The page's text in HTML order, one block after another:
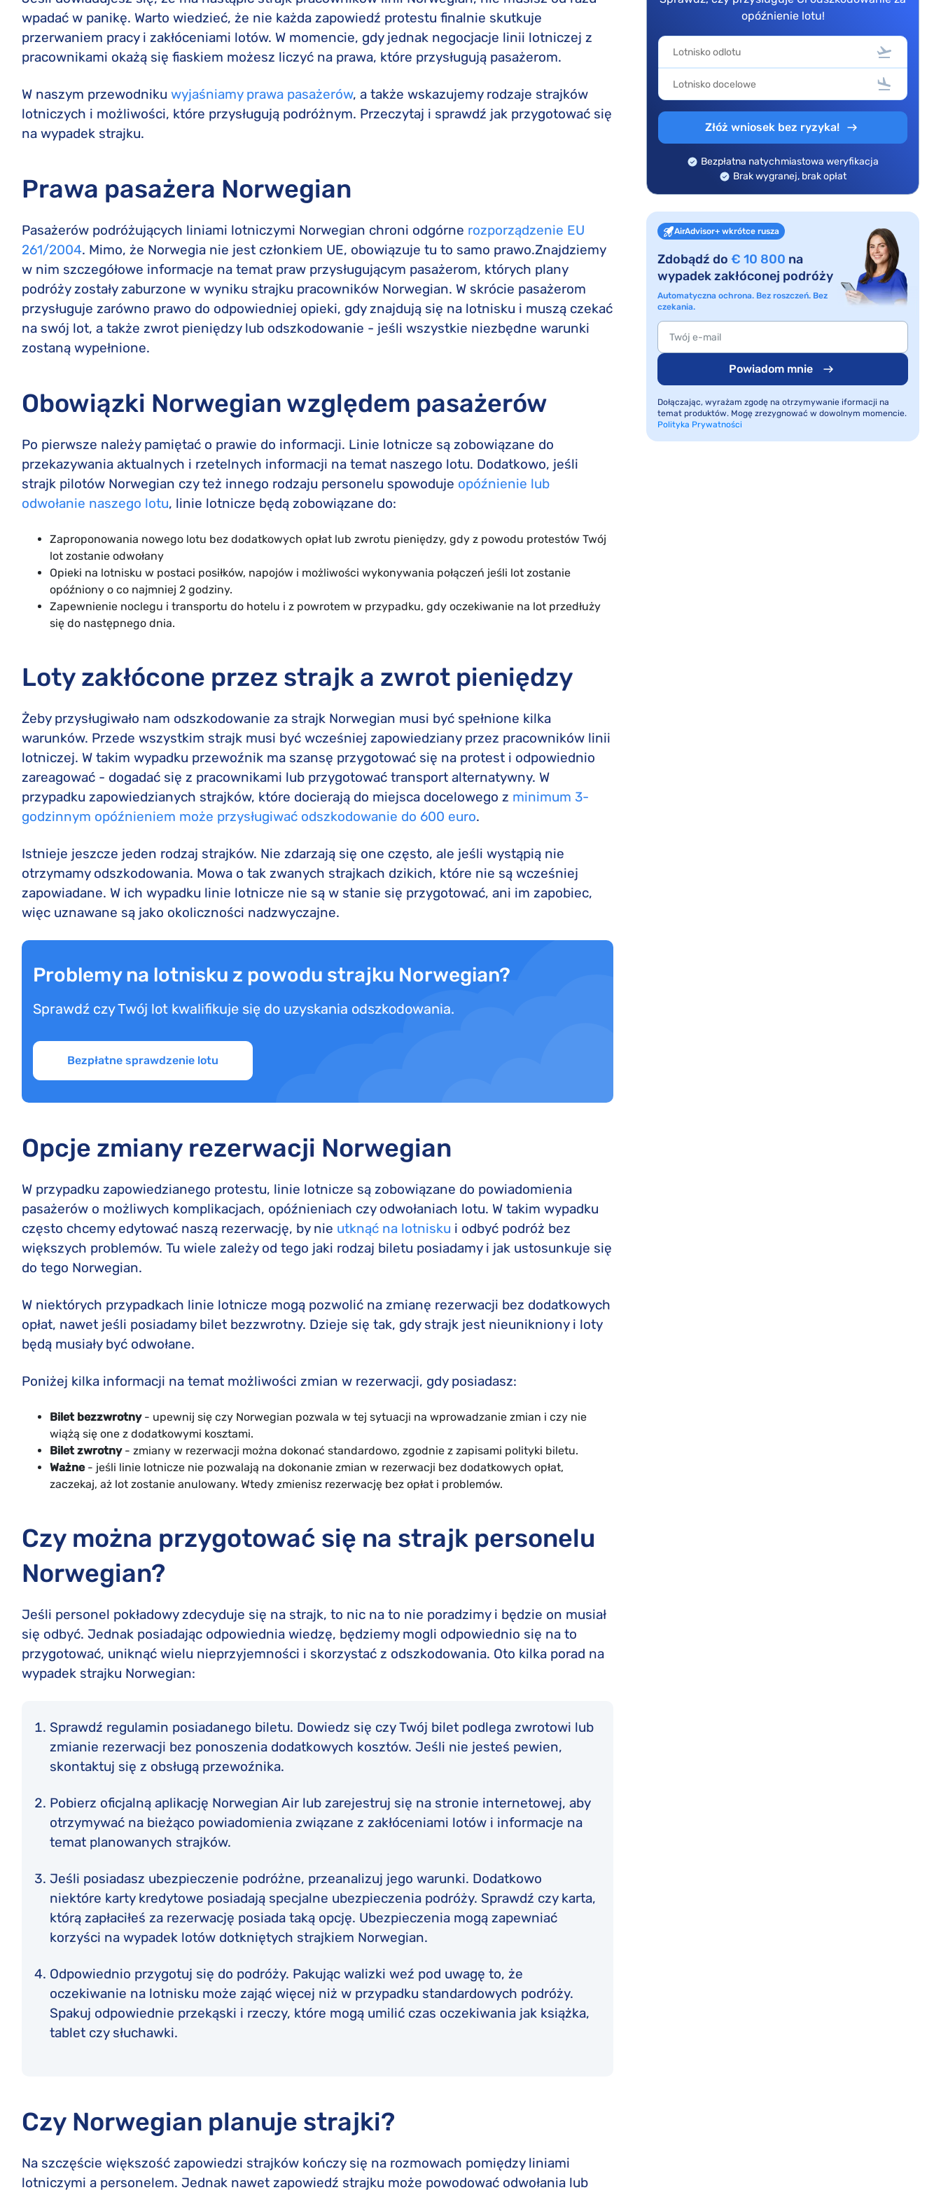
British Airways odszkodowanie
Emirates odszkodowanie
KLM odszkodowanie
TUI Airways odszkodowanie
Reklamacje Nouvelair
Reklamacje EasyJet
Reklamacje KLM
Reklamacje TUI Airways
Konwencja Montrealska
Konwencja warszawska
wpadać w panikę. Warto wiedzieć, że nie każda zapowiedź protestu finalnie skutkuje
przerwaniem pracy i zakłóceniami lotów. W momencie, gdy jednak negocjacje linii lotniczej z
pracownikami okażą się fiaskiem możesz liczyć na prawa, które przysługują pasażerom.
W naszym przewodniku wyjaśniamy prawa pasażerów, a także wskazujemy rodzaje strajków
lotniczych i możliwości, które przysługują podróżnym. Przeczytaj i sprawdź jak przygotować się
na wypadek strajku.
Prawa pasażera Norwegian
Pasażerów podróżujących liniami lotniczymi Norwegian chroni odgórne rozporządzenie EU
261/2004. Mimo, że Norwegia nie jest członkiem UE, obowiązuje tu to samo prawo.Znajdziemy
w nim szczegółowe informacje na temat praw przysługującym pasażerom, których plany
podróży zostały zaburzone w wyniku strajku pracowników Norwegian. W skrócie pasażerom
przysługuje zarówno prawo do odpowiedniej opieki, gdy znajdują się na lotnisku i muszą czekać
na swój lot, a także zwrot pieniędzy lub odszkodowanie - jeśli wszystkie niezbędne warunki
zostaną wypełnione.
Obowiązki Norwegian względem pasażerów
Po pierwsze należy pamiętać o prawie do informacji. Linie lotnicze są zobowiązane do
przekazywania aktualnych i rzetelnych informacji na temat naszego lotu. Dodatkowo, jeśli
strajk pilotów Norwegian czy też innego rodzaju personelu spowoduje opóźnienie lub
odwołanie naszego lotu, linie lotnicze będą zobowiązane do:
Zaproponowania nowego lotu bez dodatkowych opłat lub zwrotu pieniędzy, gdy z powodu protestów Twój
lot zostanie odwołany
Opieki na lotnisku w postaci posiłków, napojów i możliwości wykonywania połączeń jeśli lot zostanie
opóźniony o co najmniej 2 godziny.
Zapewnienie noclegu i transportu do hotelu i z powrotem w przypadku, gdy oczekiwanie na lot przedłuży
się do następnego dnia.
Loty zakłócone przez strajk a zwrot pieniędzy
Żeby przysługiwało nam odszkodowanie za strajk Norwegian musi być spełnione kilka
warunków. Przede wszystkim strajk musi być wcześniej zapowiedziany przez pracowników linii
lotniczej. W takim wypadku przewoźnik ma szansę przygotować się na protest i odpowiednio
zareagować - dogadać się z pracownikami lub przygotować transport alternatywny. W
przypadku zapowiedzianych strajków, które docierają do miejsca docelowego z minimum 3-
godzinnym opóźnieniem może przysługiwać odszkodowanie do 600 euro.
Istnieje jeszcze jeden rodzaj strajków. Nie zdarzają się one często, ale jeśli wystąpią nie
otrzymamy odszkodowania. Mowa o tak zwanych strajkach dzikich, które nie są wcześniej
zapowiadane. W ich wypadku linie lotnicze nie są w stanie się przygotować, ani im zapobiec,
więc uznawane są jako okoliczności nadzwyczajne.
Problemy na lotnisku z powodu strajku Norwegian?
Sprawdź czy Twój lot kwalifikuje się do uzyskania odszkodowania.
Bezpłatne sprawdzenie lotu
Opcje zmiany rezerwacji Norwegian
W przypadku zapowiedzianego protestu, linie lotnicze są zobowiązane do powiadomienia
pasażerów o możliwych komplikacjach, opóźnieniach czy odwołaniach lotu. W takim wypadku
często chcemy edytować naszą rezerwację, by nie utknąć na lotnisku i odbyć podróż bez
większych problemów. Tu wiele zależy od tego jaki rodzaj biletu posiadamy i jak ustosunkuje się
do tego Norwegian.
W niektórych przypadkach linie lotnicze mogą pozwolić na zmianę rezerwacji bez dodatkowych
opłat, nawet jeśli posiadamy bilet bezzwrotny. Dzieje się tak, gdy strajk jest nieunikniony i loty
będą musiały być odwołane.
Poniżej kilka informacji na temat możliwości zmian w rezerwacji, gdy posiadasz:
Bilet bezzwrotny- upewnij się czy Norwegian pozwala w tej sytuacji na wprowadzanie zmian i czy nie
wiążą się one z dodatkowymi kosztami.
Bilet zwrotny- zmiany w rezerwacji można dokonać standardowo, zgodnie z zapisami polityki biletu.
Ważne- jeśli linie lotnicze nie pozwalają na dokonanie zmian w rezerwacji bez dodatkowych opłat,
zaczekaj, aż lot zostanie anulowany. Wtedy zmienisz rezerwację bez opłat i problemów.
Czy można przygotować się na strajk personelu
Norwegian?
Jeśli personel pokładowy zdecyduje się na strajk, to nic na to nie poradzimy i będzie on musiał
się odbyć. Jednak posiadając odpowiednia wiedzę, będziemy mogli odpowiednio się na to
przygotować, uniknąć wielu nieprzyjemności i skorzystać z odszkodowania. Oto kilka porad na
wypadek strajku Norwegian:
Sprawdź regulamin posiadanego biletu. Dowiedz się czy Twój bilet podlega zwrotowi lub
zmianie rezerwacji bez ponoszenia dodatkowych kosztów. Jeśli nie jesteś pewien,
skontaktuj się z obsługą przewoźnika.
Pobierz oficjalną aplikację Norwegian Air lub zarejestruj się na stronie internetowej, aby
otrzymywać na bieżąco powiadomienia związane z zakłóceniami lotów i informacje na
temat planowanych strajków.
Jeśli posiadasz ubezpieczenie podróżne, przeanalizuj jego warunki. Dodatkowo
niektóre karty kredytowe posiadają specjalne ubezpieczenia podróży. Sprawdź czy karta,
którą zapłaciłeś za rezerwację posiada taką opcję. Ubezpieczenia mogą zapewniać
korzyści na wypadek lotów dotkniętych strajkiem Norwegian.
Odpowiednio przygotuj się do podróży. Pakując walizki weź pod uwagę to, że
oczekiwanie na lotnisku może zająć więcej niż w przypadku standardowych podróży.
Spakuj odpowiednie przekąski i rzeczy, które mogą umilić czas oczekiwania jak książka,
tablet czy słuchawki.
Czy Norwegian planuje strajki?
Na szczęście większość zapowiedzi strajków kończy się na rozmowach pomiędzy liniami
lotniczymi a personelem. Jednak nawet zapowiedź strajku może powodować odwołania lub
opóźnienie lotu!
Złóż wniosek bez ryzyka!
Bezpłatna natychmiastowa weryfikacja
Brak wygranej, brak opłat
AirAdvisor+ wkrótce rusza
Zdobądź do € 10 800 na
wypadek zakłóconej podróży
Automatyczna ochrona. Bez roszczeń. Bez
czekania.
Powiadom mnie
Dołączając, wyrażam zgodę na otrzymywanie iformacji na
temat produktów. Mogę zrezygnować w dowolnym momencie.
Polityka Prywatności